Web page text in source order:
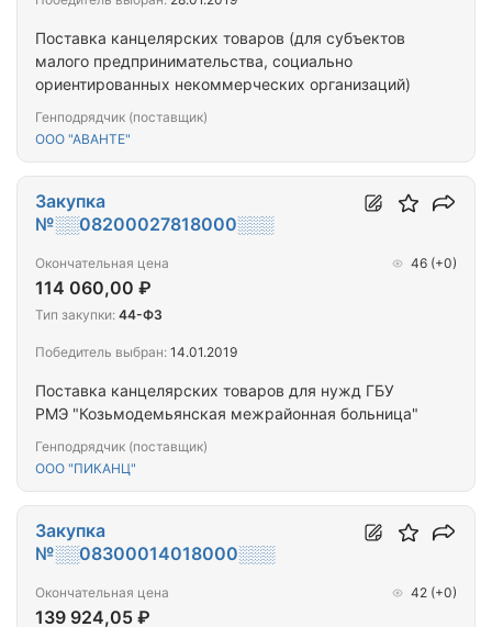
Поставка канцелярских товаров (для субъектов
малого предпринимательства, социально
ориентированных некоммерческих организаций)
Генподрядчик (поставщик)
ООО "АВАНТЕ"
Поставка канцелярских товаров для нужд ГБУ
РМЭ "Козьмодемьянская межрайонная больница"
Генподрядчик (поставщик)
ООО "ПИКАНЦ"
Закупка
№░░08200027818000░░░
Окончательная цена
114 060,00 ₽
46 (+0)
Тип закупки: 44-ФЗ
Победитель выбран: 14.01.2019
Закупка
№░░08300014018000░░░
Окончательная цена
139 924,05 ₽
42 (+0)